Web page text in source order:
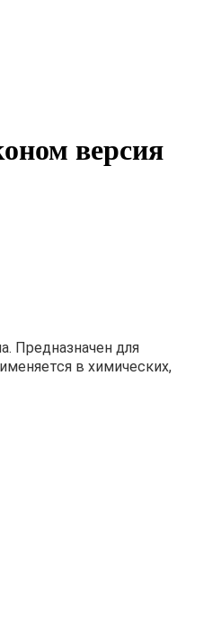
версия
Предназначен для
в химических,